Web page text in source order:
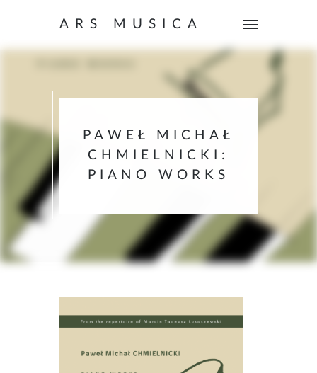
ARS MUSICA
PAWEŁ MICHAŁ
CHMIELNICKI:
PIANO WORKS